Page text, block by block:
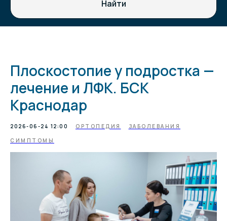
Найти
Плоскостопие у подростка —
лечение и ЛФК. БСК
Краснодар
2026-06-24 12:00 ОРТОПЕДИЯ
ЗАБОЛЕВАНИЯ
СИМПТОМЫ